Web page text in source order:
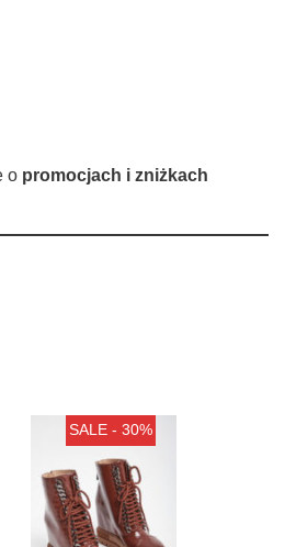
o promocjach i zniżkach
SALE - 30%